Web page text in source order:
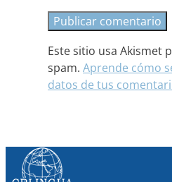
Este sitio usa Akismet
spam. Aprende cómo
datos de tus